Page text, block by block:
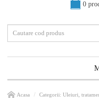
0
Acasa Categorii: Uleiuri,